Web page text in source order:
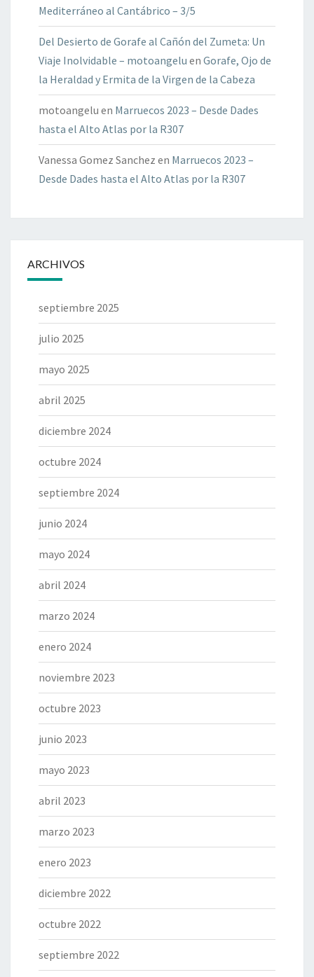
Mediterráneo al Cantábrico – 3/5
Del Desierto de Gorafe al Cañón del Zumeta: Un
Viaje Inolvidable – motoangelu en Gorafe, Ojo de
la Heraldad y Ermita de la Virgen de la Cabeza
motoangelu en Marruecos 2023 – Desde Dades
hasta el Alto Atlas por la R307
Vanessa Gomez Sanchez en Marruecos 2023 –
Desde Dades hasta el Alto Atlas por la R307
ARCHIVOS
septiembre 2025
julio 2025
mayo 2025
abril 2025
diciembre 2024
octubre 2024
septiembre 2024
junio 2024
mayo 2024
abril 2024
marzo 2024
enero 2024
noviembre 2023
octubre 2023
junio 2023
mayo 2023
abril 2023
marzo 2023
enero 2023
diciembre 2022
octubre 2022
septiembre 2022